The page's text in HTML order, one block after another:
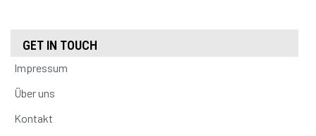
GET IN TOUCH
Impressum
Über uns
Kontakt